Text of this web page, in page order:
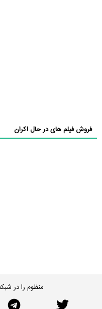
فروش فیلم های در حال اکران
منظوم را در